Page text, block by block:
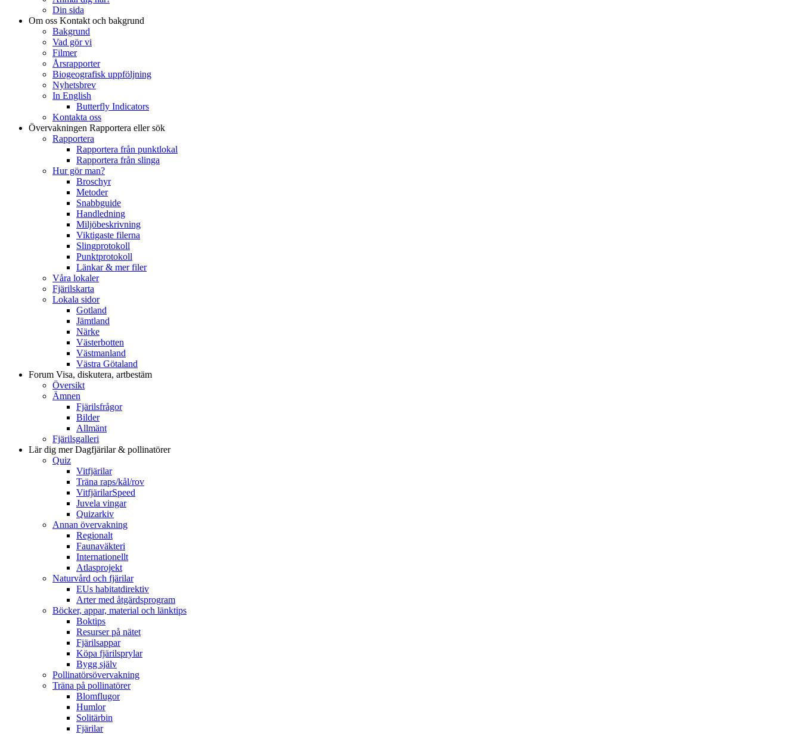
Din sida
Om oss Kontakt och bakgrund
Bakgrund
Vad gör vi
Filmer
Årsrapporter
Biogeografisk uppföljning
Nyhetsbrev
In English
Butterfly Indicators
Kontakta oss
Övervakningen Rapportera eller sök
Rapportera
Rapportera från punktlokal
Rapportera från slinga
Hur gör man?
Broschyr
Metoder
Snabbguide
Handledning
Miljöbeskrivning
Viktigaste filerna
Slingprotokoll
Punktprotokoll
Länkar & mer filer
Våra lokaler
Fjärilskarta
Lokala sidor
Gotland
Jämtland
Närke
Västerbotten
Västmanland
Västra Götaland
Forum Visa, diskutera, artbestäm
Översikt
Ämnen
Fjärilsfrågor
Bilder
Allmänt
Fjärilsgalleri
Lär dig merDagfjärilar & pollinatörer
Quiz
Vitfjärilar
Träna raps/kål/rov
VitfjärilarSpeed
Juvela vingar
Quizarkiv
Annan övervakning
Regionalt
Faunaväkteri
Internationellt
Atlasprojekt
Naturvård och fjärilar
EUs habitatdirektiv
Arter med åtgärdsprogram
Böcker, appar, material och länktips
Boktips
Resurser på nätet
Fjärilsappar
Köpa fjärilsprylar
Bygg själv
Pollinatörsövervakning
Träna på pollinatörer
Blomflugor
Humlor
Solitärbin
Fjärilar